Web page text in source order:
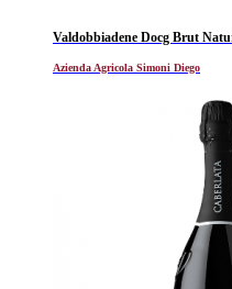
Valdobbiadene Docg Brut
Azienda Agricola Simoni Diego